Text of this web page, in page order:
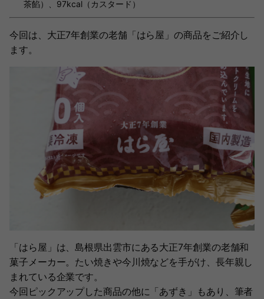
茶餡）、97kcal（カスタード）
今回は、大正7年創業の老舗「はら屋」の商品をご紹介し
ます。
「はら屋」は、島根県出雲市にある大正7年創業の老舗和
菓子メーカー。たい焼きや今川焼などを手がけ、長年親し
まれている企業です。
今回ピックアップした商品の他に「あずき」もあり、筆者